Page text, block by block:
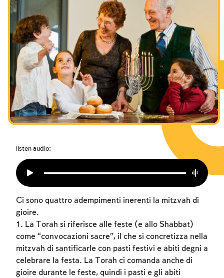
I digiuni commemorativi della distruzione del Tempio
Hanukkah
Purìm
listen audio:
Ci sono quattro adempimenti inerenti la mitzvah di
gioire.
1. La Torah si riferisce alle feste (e allo Shabbat)
come “convocazioni sacre”, il che si concretizza nella
mitzvah di santificarle con pasti festivi e abiti degni a
celebrare la festa. La Torah ci comanda anche di
gioire durante le feste, quindi i pasti e gli abiti